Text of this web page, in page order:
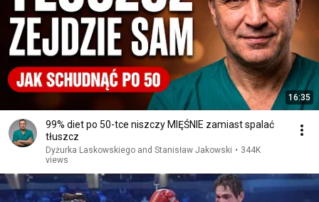
16:35
99% diet po 50-tce niszczy MIĘŚNIE zamiast spalać
tłuszcz
Dyżurka Laskowskiego and Stanisław Jakowski • 344K
views